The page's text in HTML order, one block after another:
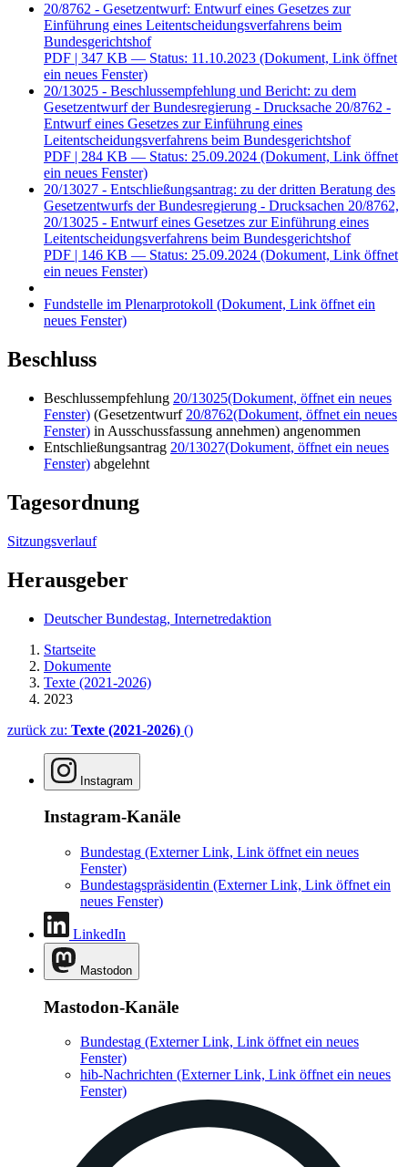
20/8762 - Gesetzentwurf: Entwurf eines Gesetzes zur
Einführung eines Leitentscheidungsverfahrens beim
Bundesgerichtshof
PDF | 347 KB — Status: 11.10.2023 (Dokument, Link öffnet
ein neues Fenster)
20/13025 - Beschlussempfehlung und Bericht: zu dem
Gesetzentwurf der Bundesregierung - Drucksache 20/8762 -
Entwurf eines Gesetzes zur Einführung eines
Leitentscheidungsverfahrens beim Bundesgerichtshof
PDF | 284 KB — Status: 25.09.2024 (Dokument, Link öffnet
ein neues Fenster)
20/13027 - Entschließungsantrag: zu der dritten Beratung des
Gesetzentwurfs der Bundesregierung - Drucksachen 20/8762,
20/13025 - Entwurf eines Gesetzes zur Einführung eines
Leitentscheidungsverfahrens beim Bundesgerichtshof
PDF | 146 KB — Status: 25.09.2024 (Dokument, Link öffnet
ein neues Fenster)
Fundstelle im Plenarprotokoll (Dokument, Link öffnet ein
neues Fenster)
Beschluss
Beschlussempfehlung 20/13025(Dokument, öffnet ein neues
Fenster) (Gesetzentwurf 20/8762(Dokument, öffnet ein neues
Fenster) in Ausschussfassung annehmen) angenommen
Entschließungsantrag 20/13027(Dokument, öffnet ein neues
Fenster) abgelehnt
Tagesordnung
Sitzungsverlauf
Herausgeber
Deutscher Bundestag, Internetredaktion
Startseite
Dokumente
Texte (2021-2026)
2023
zurück zu: Texte (2021-2026) ()
Instagram
Instagram-Kanäle
Bundestag (Externer Link, Link öffnet ein neues
Fenster)
Bundestagspräsidentin (Externer Link, Link öffnet ein
neues Fenster)
LinkedIn
Mastodon
Mastodon-Kanäle
Bundestag (Externer Link, Link öffnet ein neues
Fenster)
hib-Nachrichten (Externer Link, Link öffnet ein neues
Fenster)